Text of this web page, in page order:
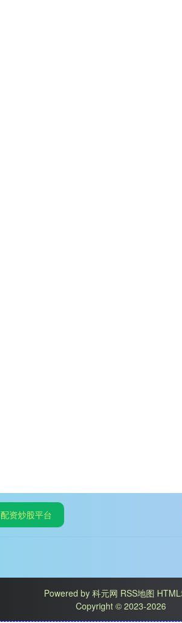
配资炒股平台
Powered by 科元网 RSS地图
Copyright © 2023-2026